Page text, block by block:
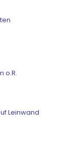
o.R.
Leinwand